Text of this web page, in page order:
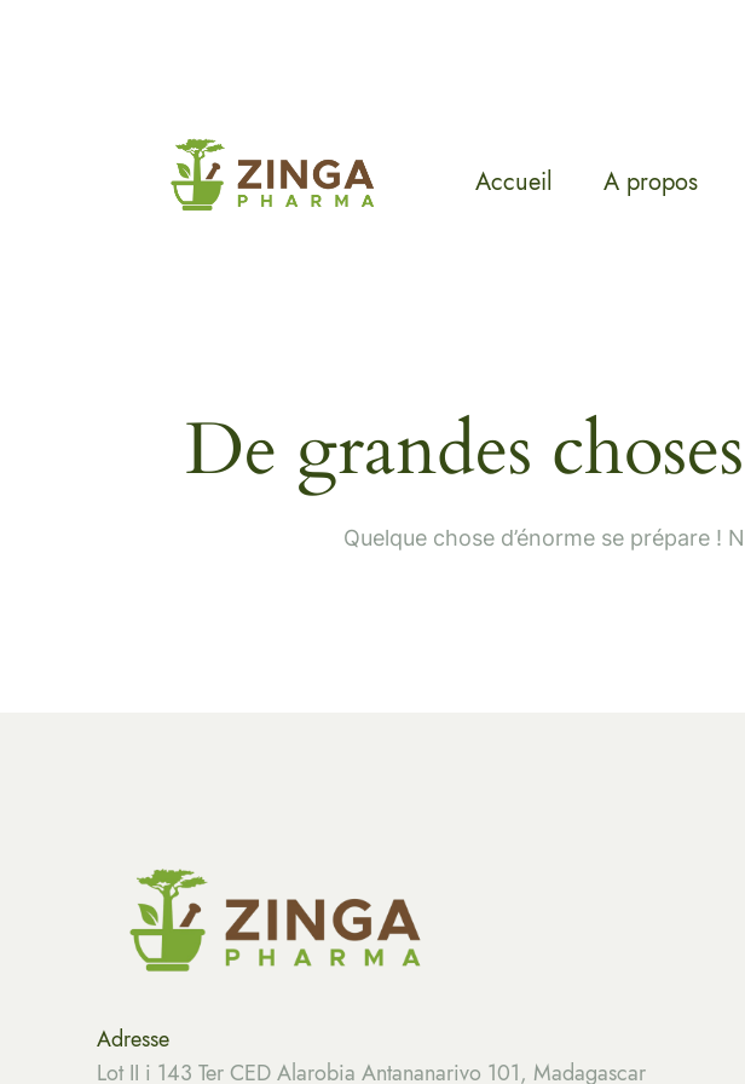
Accueil A propos
De grandes
Quelque chose d’énorme se prépare
Adresse
Lot II i 143 Ter CED Alarobia Antananarivo 101, Madagascar